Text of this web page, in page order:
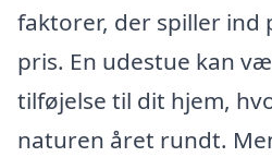
faktorer, der spiller ind
pris. En udestue kan
tilføjelse til dit hjem,
naturen året rundt.